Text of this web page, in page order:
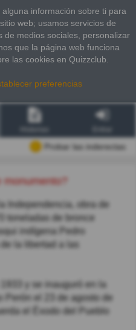
información sobre ti para
web; usamos servicios de
medios sociales, personalizar
que la página web funciona
las cookies en Quizzclub.
preferencias
Probar las inderectas
monumento?
Independencia, obra de
toneladas de bronce
indígena Pedro
la libertad a las
y se inauguró en la
Perón el 23 de agosto de
el Éxodo del Pueblo